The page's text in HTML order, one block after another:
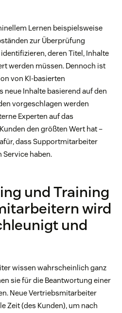
Lernen beispielsweise
zur Überprüfung
deren Titel, Inhalte
werden müssen. Dennoch ist
von KI-basierten
neue Inhalte basierend auf den
vorgeschlagen werden
Experten auf das
den größten Wert hat –
dass Supportmitarbeiter
haben.
und Training
wird
und
wissen wahrscheinlich ganz
sie für die Beantwortung einer
Neue Vertriebsmitarbeiter
Zeit (des Kunden), um nach